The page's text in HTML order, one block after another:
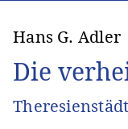
Hans G. Adler
Die